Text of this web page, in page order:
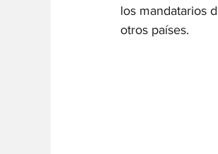
los mandatarios
otros países.